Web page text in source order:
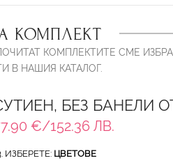
КОМПЛЕКТ
КОМПЛЕКТИТЕ СМЕ
В НАШИЯ КАТАЛОГ.
БЕЗ БАНЕЛИ ОТ
€/152.36 ЛВ.
ИЗБЕРЕТЕ: ЦВЕТОВЕ